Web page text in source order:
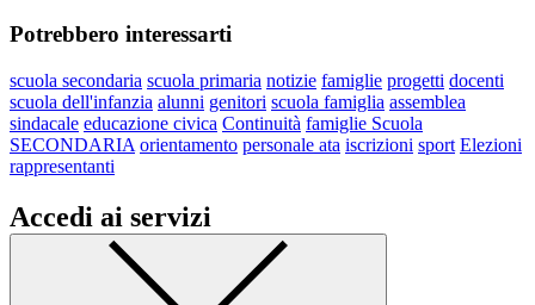
Potrebbero interessarti
scuola secondaria scuola primaria notizie famiglie progetti docenti
scuola dell'infanzia alunni genitori scuola famiglia assemblea
sindacale educazione civica Continuità famiglie Scuola
SECONDARIA orientamento personale ata iscrizioni sport Elezioni
rappresentanti
Accedi ai servizi